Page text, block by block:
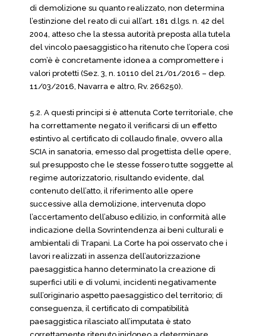
di demolizione su quanto realizzato, non determina
l’estinzione del reato di cui all’art. 181 d.lgs. n. 42 del
2004, atteso che la stessa autorità preposta alla tutela
del vincolo paesaggistico ha ritenuto che l’opera così
com’è è concretamente idonea a compromettere i
valori protetti (Sez. 3, n. 10110 del 21/01/2016 – dep.
11/03/2016, Navarra e altro, Rv. 266250).
5.2. A questi principi si è attenuta Corte territoriale, che
ha correttamente negato il verificarsi di un effetto
estintivo al certificato di collaudo finale, ovvero alla
SCIA in sanatoria, emesso dal progettista delle opere,
sul presupposto che le stesse fossero tutte soggette al
regime autorizzatorio, risultando evidente, dal
contenuto dell’atto, il riferimento alle opere
successive alla demolizione, intervenuta dopo
l’accertamento dell’abuso edilizio, in conformità alle
indicazione della Sovrintendenza ai beni culturali e
ambientali di Trapani. La Corte ha poi osservato che i
lavori realizzati in assenza dell’autorizzazione
paesaggistica hanno determinato la creazione di
superfici utili e di volumi, incidenti negativamente
sull’originario aspetto paesaggistico del territorio; di
conseguenza, il certificato di compatibilità
paesaggistica rilasciato all’imputata è stato